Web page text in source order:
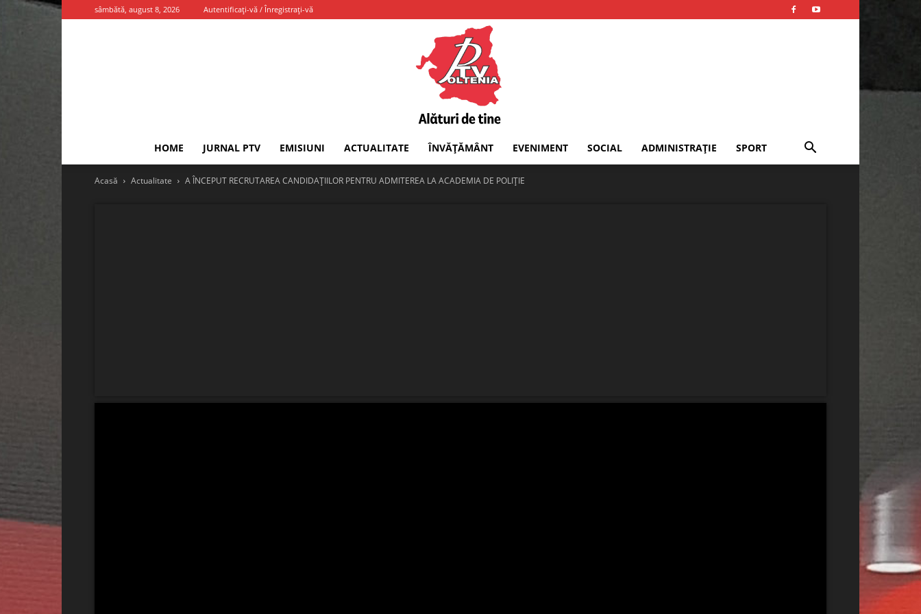
sâmbătă, august 8, 2026 Autentificați-vă / Înregistrați-vă
PTV
HOME JURNAL PTV EMISIUNI ACTUALITATE ÎNVĂȚĂMÂNT EVENIMENT SOCIAL ADMINISTRAȚIE SPORT
Acasă Actualitate A ÎNCEPUT RECRUTAREA CANDIDAȚIILOR PENTRU ADMITEREA LA ACADEMIA DE POLIȚIE